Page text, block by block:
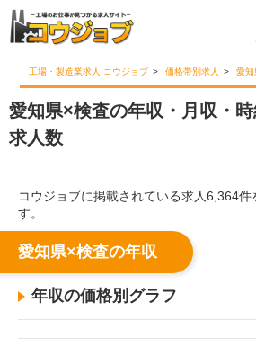
工場・製造業求人 コウジョブ 価格帯別求人 愛知
愛知県×検査の年収・月収・
求人数
コウジョブに掲載されている求人6,364件
す。
愛知県×検査の年収
年収の価格別グラフ